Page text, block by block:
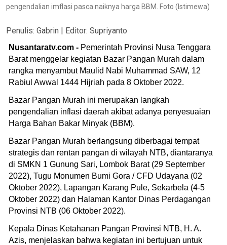
pengendalian imflasi pasca naiknya harga BBM. Foto (Istimewa)
Penulis: Gabrin | Editor: Supriyanto
Nusantaratv.com - Pemerintah Provinsi Nusa Tenggara
Barat menggelar kegiatan Bazar Pangan Murah dalam
rangka menyambut Maulid Nabi Muhammad SAW, 12
Rabiul Awwal 1444 Hijriah pada 8 Oktober 2022.
Bazar Pangan Murah ini merupakan langkah
pengendalian inflasi daerah akibat adanya penyesuaian
Harga Bahan Bakar Minyak (BBM).
Bazar Pangan Murah berlangsung diberbagai tempat
strategis dan rentan pangan di wilayah NTB, diantaranya
di SMKN 1 Gunung Sari, Lombok Barat (29 September
2022), Tugu Monumen Bumi Gora / CFD Udayana (02
Oktober 2022), Lapangan Karang Pule, Sekarbela (4-5
Oktober 2022) dan Halaman Kantor Dinas Perdagangan
Provinsi NTB (06 Oktober 2022).
Kepala Dinas Ketahanan Pangan Provinsi NTB, H. A.
Azis, menjelaskan bahwa kegiatan ini bertujuan untuk